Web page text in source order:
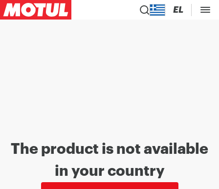
EL
The product is not available
in your country